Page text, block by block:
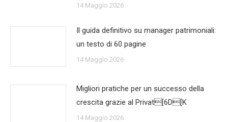
14 Maggio 2026
Il guida definitivo su manager patrimoniali:
un testo di 60 pagine
14 Maggio 2026
Migliori pratiche per un successo della
crescita grazie al Privat[6D[K
14 Maggio 2026